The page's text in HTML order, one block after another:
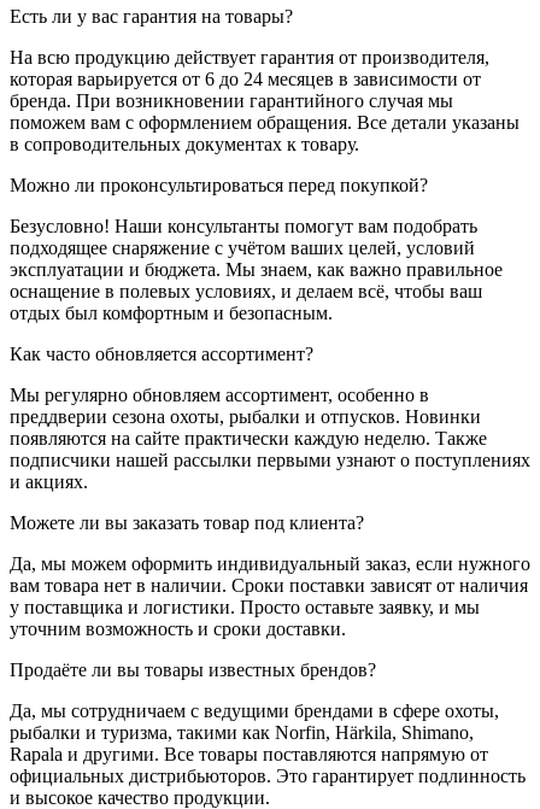
Есть ли у вас гарантия на товары?
На всю продукцию действует гарантия от производителя,
которая варьируется от 6 до 24 месяцев в зависимости от
бренда. При возникновении гарантийного случая мы
поможем вам с оформлением обращения. Все детали указаны
в сопроводительных документах к товару.
Можно ли проконсультироваться перед покупкой?
Безусловно! Наши консультанты помогут вам подобрать
подходящее снаряжение с учётом ваших целей, условий
эксплуатации и бюджета. Мы знаем, как важно правильное
оснащение в полевых условиях, и делаем всё, чтобы ваш
отдых был комфортным и безопасным.
Как часто обновляется ассортимент?
Мы регулярно обновляем ассортимент, особенно в
преддверии сезона охоты, рыбалки и отпусков. Новинки
появляются на сайте практически каждую неделю. Также
подписчики нашей рассылки первыми узнают о поступлениях
и акциях.
Можете ли вы заказать товар под клиента?
Да, мы можем оформить индивидуальный заказ, если нужного
вам товара нет в наличии. Сроки поставки зависят от наличия
у поставщика и логистики. Просто оставьте заявку, и мы
уточним возможность и сроки доставки.
Продаёте ли вы товары известных брендов?
Да, мы сотрудничаем с ведущими брендами в сфере охоты,
рыбалки и туризма, такими как Norfin, Härkila, Shimano,
Rapala и другими. Все товары поставляются напрямую от
официальных дистрибьюторов. Это гарантирует подлинность
и высокое качество продукции.